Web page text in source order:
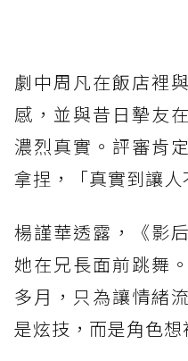
劇中周凡在飯店裡
感，並與昔日摯友
濃烈真實。評審肯
拿捏，「真實到讓人
楊謹華透露，《影
她在兄長面前跳舞
多月，只為讓情緒
是炫技，而是角色想